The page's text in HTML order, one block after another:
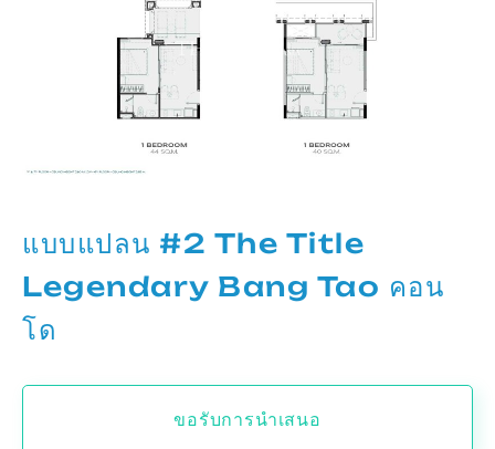
แบบแปลน #2 The Title
Legendary Bang Tao คอน
โด
ขอรับการนำเสนอ